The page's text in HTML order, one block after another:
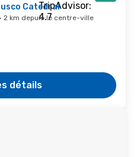
Catedral
2 km depuis le centre-ville
détails